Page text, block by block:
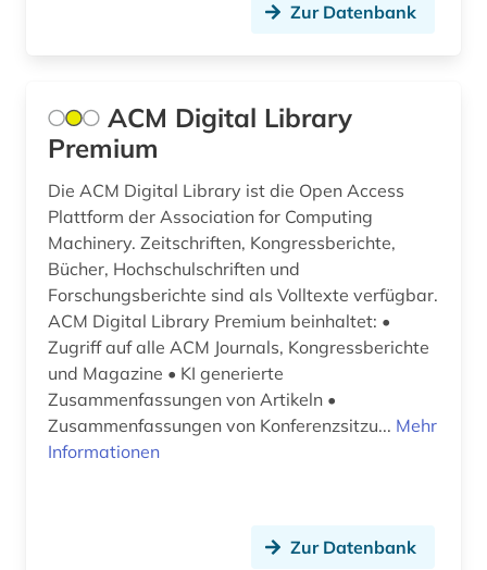
grenzflächen (1)
handbuch (1)
hersteller (1)
händler (1)
informatik (5)
informationstechnologie (1)
ingenieurwissenschaften (2)
institute of electrical and electronics engineers
(1)
Zur Datenbank
ACM Digital Library
Premium
Die ACM Digital Library ist die Open Access
Plattform der Association for Computing
Machinery. Zeitschriften, Kongressberichte,
Bücher, Hochschulschriften und
Forschungsberichte sind als Volltexte verfügbar.
ACM Digital Library Premium beinhaltet: •
Zugriff auf alle ACM Journals, Kongressberichte
und Magazine • KI generierte
Zusammenfassungen von Artikeln •
Zusammenfassungen von Konferenzsitzu... Mehr
Informationen
Zur Datenbank